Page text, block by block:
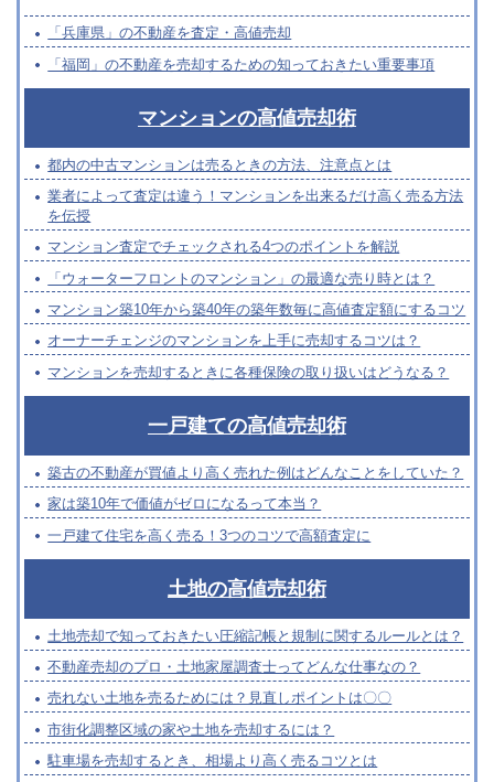
「兵庫県」の不動産を査定・高値売却
「福岡」の不動産を売却するための知っておきたい重要事項
マンションの高値売却術
都内の中古マンションは売るときの方法、注意点とは
業者によって査定は違う！マンションを出来るだけ高く売る方法
を伝授
マンション査定でチェックされる4つのポイントを解説
「ウォーターフロントのマンション」の最適な売り時とは？
マンション築10年から築40年の築年数毎に高値査定額にするコツ
オーナーチェンジのマンションを上手に売却するコツは？
マンションを売却するときに各種保険の取り扱いはどうなる？
一戸建ての高値売却術
築古の不動産が買値より高く売れた例はどんなことをしていた？
家は築10年で価値がゼロになるって本当？
一戸建て住宅を高く売る！3つのコツで高額査定に
土地の高値売却術
土地売却で知っておきたい圧縮記帳と規制に関するルールとは？
不動産売却のプロ・土地家屋調査士ってどんな仕事なの？
売れない土地を売るためには？見直しポイントは〇〇
市街化調整区域の家や土地を売却するには？
駐車場を売却するとき、相場より高く売るコツとは